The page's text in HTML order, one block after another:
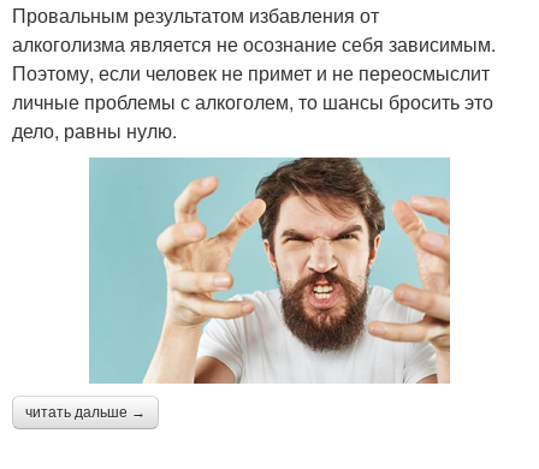
Провальным результатом избавления от
алкоголизма является не осознание себя зависимым.
Поэтому, если человек не примет и не переосмыслит
личные проблемы с алкоголем, то шансы бросить это
дело, равны нулю.
читать дальше →